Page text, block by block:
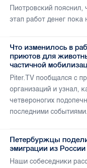
Пиотровский
этап работ денег пока
Что изменилось в
приютов для
частичной
Piter.TV пообщался с
организаций и узнал,
четвероногих
последними событиями.
Петербуржцы
эмиграции из России
Наши собеседники